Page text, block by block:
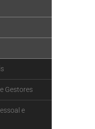
Gestores
e